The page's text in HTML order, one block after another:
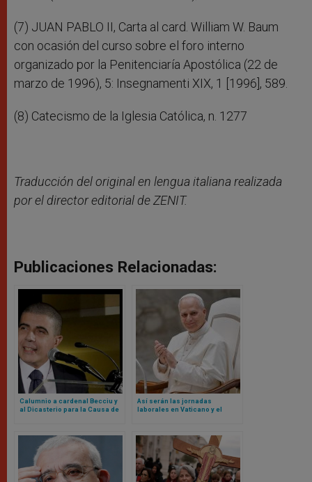
(7) JUAN PABLO II, Carta al card. William W. Baum
con ocasión del curso sobre el foro interno
organizado por la Penitenciaría Apostólica (22 de
marzo de 1996), 5: Insegnamenti XIX, 1 [1996], 589.
(8) Catecismo de la Iglesia Católica, n. 1277
Traducción del original en lengua italiana realizada
porel director editorial de ZENIT.
Publicaciones Relacionadas:
Calumnio a cardenal Becciu y
al Dicasterio para la Causa de
Así serán las jornadas
laborales en Vaticano y el
León XIV